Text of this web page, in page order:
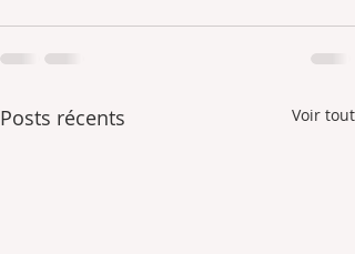
Posts récents Voir tout